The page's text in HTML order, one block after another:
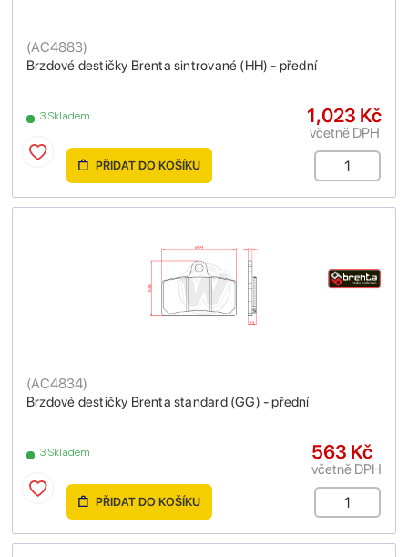
Brzdové destičky Brenta sintrované (HH) - přední
(AC4883)
3 Skladem 1,023 Kč
včetně DPH
PŘIDAT DO KOŠÍKU
Brzdové destičky Brenta standard (GG) - přední
(AC4834)
3 Skladem 563 Kč
včetně DPH
PŘIDAT DO KOŠÍKU